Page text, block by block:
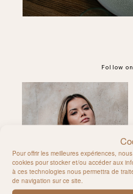
Pour offrir les meilleures expériences,
cookies pour stocker et/ou accéder aux
à ces technologies nous permettra de
de navigation sur ce site.
Follow